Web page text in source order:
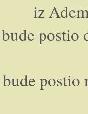
iz
postio
postio